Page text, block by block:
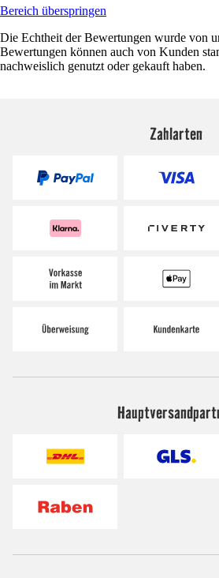
Bereich überspringen
Die Echtheit der Bewertungen wurde von
Bewertungen können auch von Kunden
nachweislich genutzt oder gekauft haben.
Zahlarten